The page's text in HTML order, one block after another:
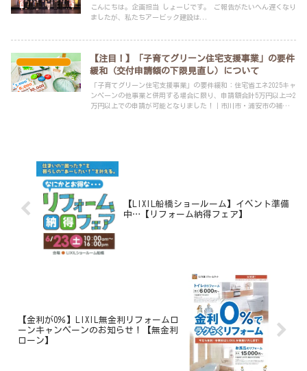
こんにちは。企画担当 しょーじです。 ご報告がたいへん遅くなり
ましたが、私たちアービック建設は...
【注目！】「子育てグリーン住宅支援事業」の要件
緩和（交付申請額の下限見直し）について
「子育てグリーン住宅支援事業」の要件緩和：住宅省エネ2025キャ
ンペーンの他事業と併用する場合に限り、申請額合計5万円以上⇒2
万円以上での申請が可能となりました！｜市川市・浦安市の補助金
【LIXIL船橋ショールーム】イベント準備
中…【リフォーム納得フェア】
【金利が0％】LIXIL無金利リフォームロ
ーンキャンペーンのお知らせ！【無金利
ローン】